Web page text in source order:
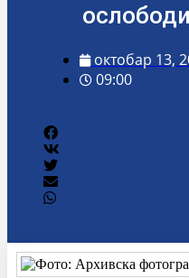
октобар 13,
09:00